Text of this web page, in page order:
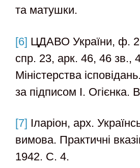
та матушки.
[6] ЦДАВО України, ф.
спр. 23, арк. 46, 46 зв.,
Міністерства
за підписом І. Огієнка.
[7] Іларіон, арх.
вимова. Практичні
1942. С. 4.